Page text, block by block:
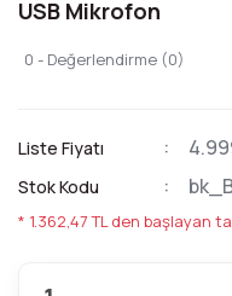
USB Mikrofon
0 - Değerlendirme (0)
Liste Fiyatı
Stok Kodu
* 1.362,47 TL den başlayan